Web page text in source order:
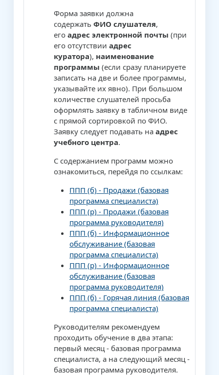
Форма заявки должна
содержать ФИО слушателя,
его адрес электронной почты (при
его отсутствии адрес
куратора), наименование
программы (если сразу планируете
записать на две и более программы,
указывайте их явно). При большом
количестве слушателей просьба
оформлять заявку в табличном виде
с прямой сортировкой по ФИО.
Заявку следует подавать на адрес
учебного центра.
С содержанием программ можно
ознакомиться, перейдя по ссылкам:
ППП (б) - Продажи (базовая
программа специалиста)
ППП (р) - Продажи (базовая
программа руководителя)
ППП (б) - Информационное
обслуживание (базовая
программа специалиста)
ППП (р) - Информационное
обслуживание (базовая
программа руководителя)
ППП (б) - Горячая линия (базовая
программа специалиста)
Руководителям рекомендуем
проходить обучение в два этапа:
первый месяц - базовая программа
специалиста, а на следующий месяц -
базовая программа руководителя.